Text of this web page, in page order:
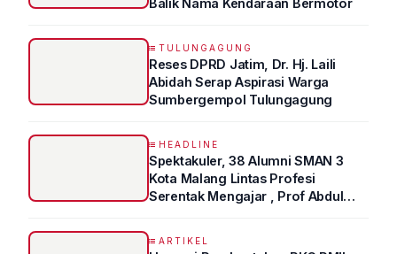
Balik Nama Kendaraan Bermotor
TULUNGAGUNG
Reses DPRD Jatim, Dr. Hj. Laili
Abidah Serap Aspirasi Warga
Sumbergempol Tulungagung
HEADLINE
Spektakuler, 38 Alumni SMAN 3
Kota Malang Lintas Profesi
Serentak Mengajar , Prof Abdul
ARTIKEL